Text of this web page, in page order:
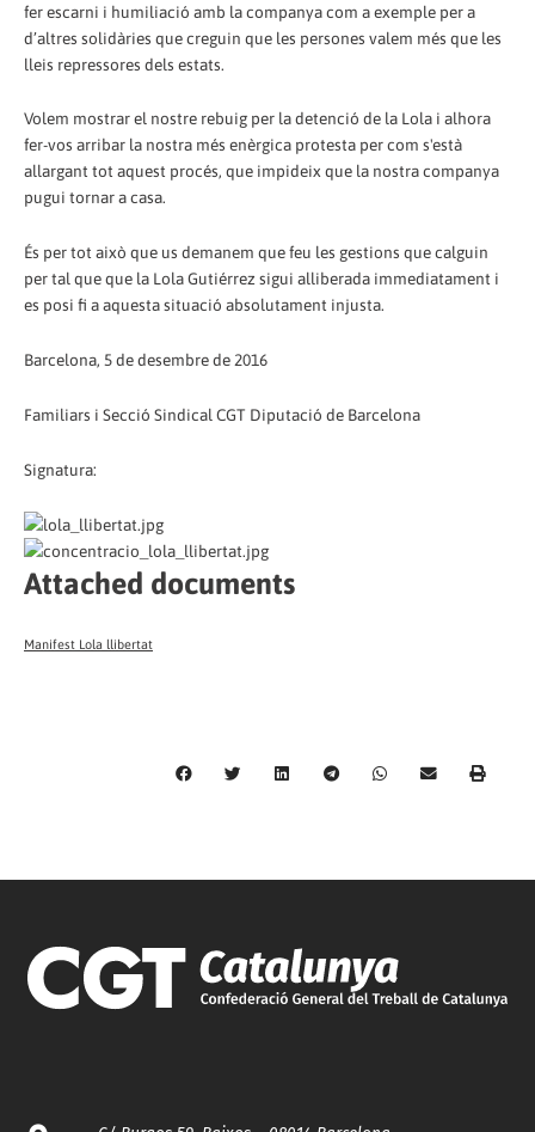
fer escarni i humiliació amb la companya com a exemple per a
d’altres solidàries que creguin que les persones valem més que les
lleis repressores dels estats.
Volem mostrar el nostre rebuig per la detenció de la Lola i alhora
fer-vos arribar la nostra més enèrgica protesta per com s'està
allargant tot aquest procés, que impideix que la nostra companya
pugui tornar a casa.
És per tot això que us demanem que feu les gestions que calguin
per tal que que la Lola Gutiérrez sigui alliberada immediatament i
es posi fi a aquesta situació absolutament injusta.
Barcelona, 5 de desembre de 2016
Familiars i Secció Sindical CGT Diputació de Barcelona
Signatura:
Attached documents
Manifest Lola llibertat